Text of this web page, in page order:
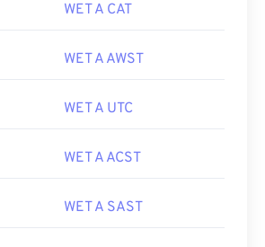
WET A CAT
WET A AWST
WET A UTC
WET A ACST
WET A SAST